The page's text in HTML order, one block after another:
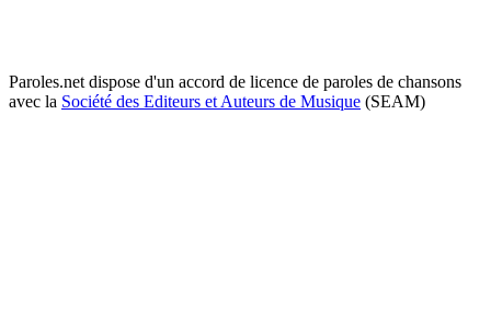
Paroles.net dispose d'un accord de licence de paroles de chansons
avec la Société des Editeurs et Auteurs de Musique (SEAM)